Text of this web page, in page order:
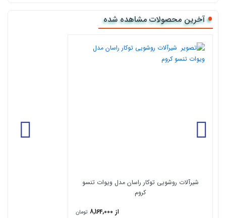
روش خرید اینترنتی شیرآلات روشویی توکار راسان مدل
ویوات تنسو کروم از کالا 118
توانید روی گزینه افزودن به سبد خرید کلیک کنید و سپس روی ثبت
سفارش بزنید و با ثبت نام و وارد کردن شماره موبایل مراحل ثبت آدرس
گارانتی شیرآلات
آخرین محصولات مشاهده شده
شیرآلات روشویی توکار راسان مدل ویوات تنسو
کروم
از 8,164,000
تومان